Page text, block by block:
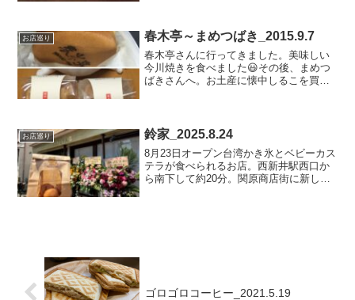
お店巡り 春木亭～まめつばき_2015.9.7
春木亭さんに行ってきました。美味しい
今川焼きを食べました😃その後、まめつ
ばきさんへ。お土産に懐中しるこを買い
お店巡り 鈴家_2025.8.24
8月23日オープン台湾かき氷とベビーカス
テラが食べられるお店。西新井駅西口か
ら南下して約20分。関原商店街に新しく
ゴロゴロコーヒー_2021.5.19